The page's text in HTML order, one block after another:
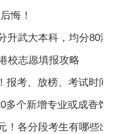
悔！
升武大本科，均分80港
校志愿填报攻略
报考、放榜、考试时
多个新增专业或成香饽
！各分段考生有哪些出